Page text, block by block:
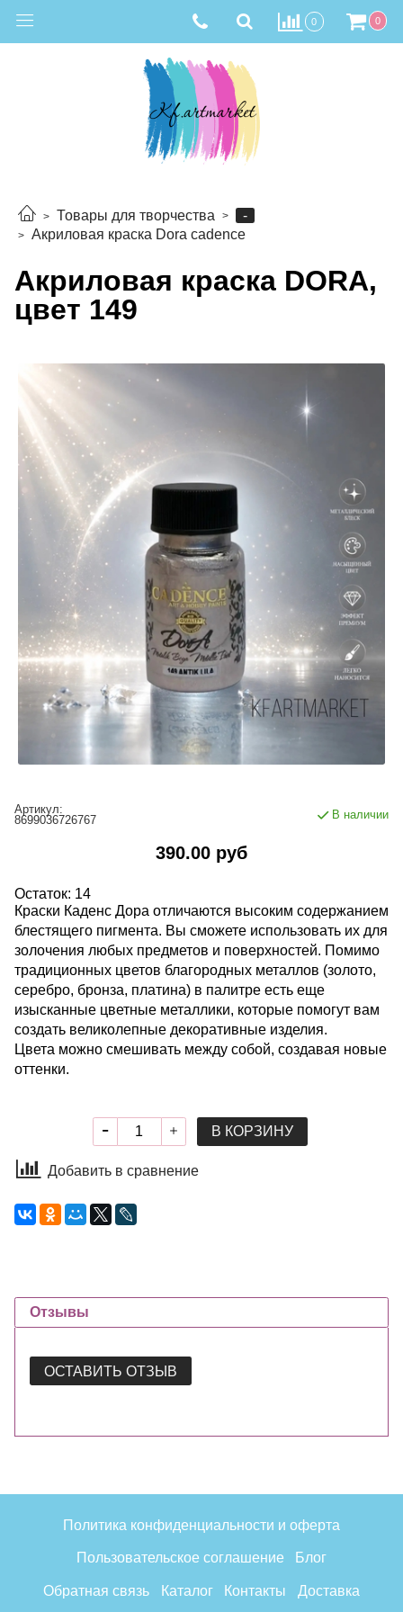
0 0
Товары для творчества
-
Акриловая краска Dora cadence
Акриловая краска DORA,
цвет 149
Артикул:
8699036726767
В наличии
390.00 руб
Остаток: 14
Краски Каденс Дора отличаются высоким содержанием
блестящего пигмента. Вы сможете использовать их для
золочения любых предметов и поверхностей. Помимо
традиционных цветов благородных металлов (золото,
серебро, бронза, платина) в палитре есть еще
изысканные цветные металлики, которые помогут вам
создать великолепные декоративные изделия.
Цвета можно смешивать между собой, создавая новые
оттенки.
В КОРЗИНУ
Добавить в сравнение
Отзывы
ОСТАВИТЬ ОТЗЫВ
Политика конфиденциальности и оферта
Пользовательское соглашение Блог
Обратная связь Каталог Контакты Доставка